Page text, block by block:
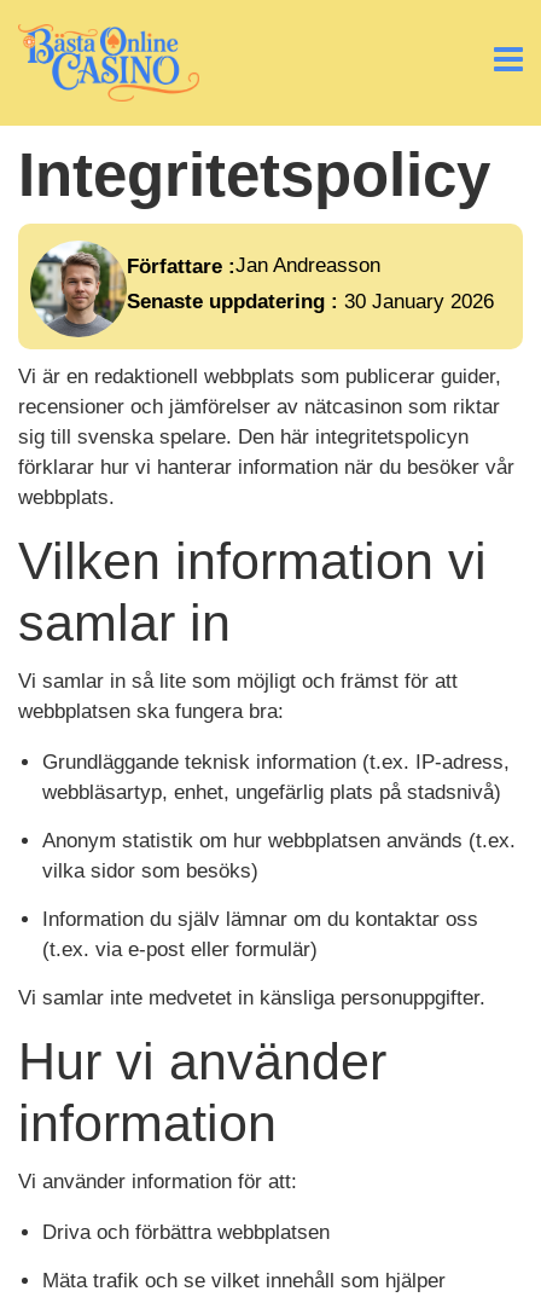
Integritetspolicy
Författare :Jan Andreasson
Senaste uppdatering : 30 January 2026
Vi är en redaktionell webbplats som publicerar guider,
recensioner och jämförelser av nätcasinon som riktar
sig till svenska spelare. Den här integritetspolicyn
förklarar hur vi hanterar information när du besöker vår
webbplats.
Vilken information vi
samlar in
Vi samlar in så lite som möjligt och främst för att
webbplatsen ska fungera bra:
Grundläggande teknisk information (t.ex. IP-adress,
webbläsartyp, enhet, ungefärlig plats på stadsnivå)
Anonym statistik om hur webbplatsen används (t.ex.
vilka sidor som besöks)
Information du själv lämnar om du kontaktar oss
(t.ex. via e-post eller formulär)
Vi samlar inte medvetet in känsliga personuppgifter.
Hur vi använder
information
Vi använder information för att:
Driva och förbättra webbplatsen
Mäta trafik och se vilket innehåll som hjälper